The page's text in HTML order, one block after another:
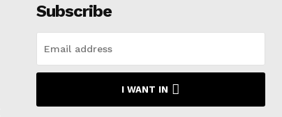
Subscribe
I WANT IN